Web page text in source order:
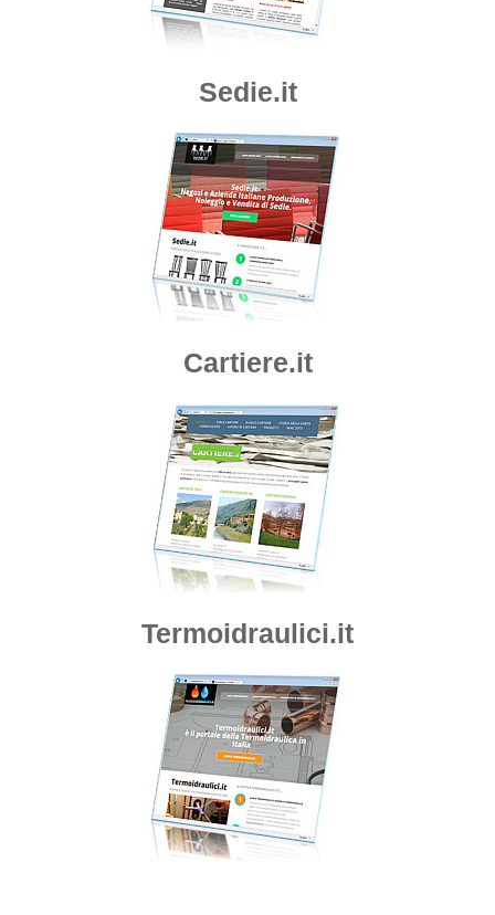
Sedie.it
Cartiere.it
Termoidraulici.it